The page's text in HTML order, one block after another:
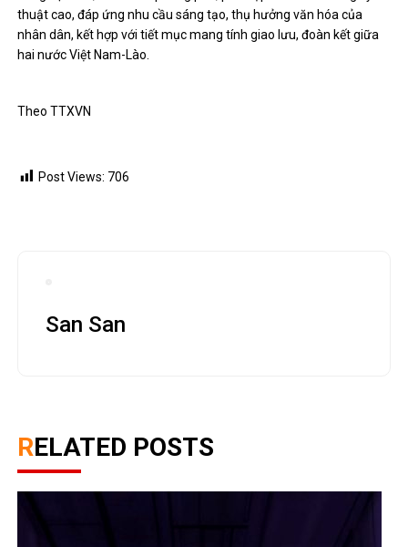
thuật cao, đáp ứng nhu cầu sáng tạo, thụ hưởng văn hóa của
nhân dân, kết hợp với tiết mục mang tính giao lưu, đoàn kết giữa
hai nước Việt Nam-Lào.
Theo TTXVN
Post Views: 706
San San
RELATED POSTS